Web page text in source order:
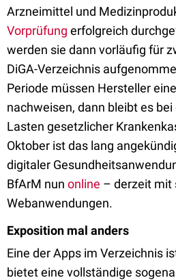
Arzneimittel und
Vorprüfung erfolgreich
werden sie dann vorläufig für
DiGA-Verzeichnis
Periode müssen Hersteller
nachweisen, dann bleibt es
Lasten gesetzlicher
Oktober ist das lang
digitaler
BfArM nun online – derzeit mit
Webanwendungen.
Exposition mal anders
Eine der Apps im Verzeichnis
bietet eine vollständige